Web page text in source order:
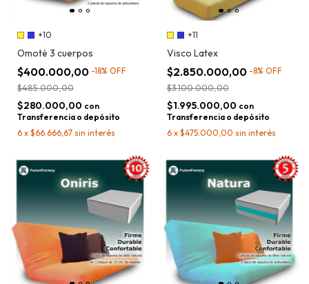
+10
Omoté 3 cuerpos
$400.000,00 -18% OFF
$485.000,00
$280.000,00 con
Transferencia o depósito
6 x $66.666,67 sin interés
+11
Visco Latex
$2.850.000,00 -8% OFF
$3.100.000,00
$1.995.000,00 con
Transferencia o depósito
6 x $475.000,00 sin interés